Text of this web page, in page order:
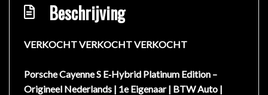
Beschrijving
VERKOCHT VERKOCHT VERKOCHT
Porsche Cayenne S E‑Hybrid Platinum Edition –
Origineel Nederlands | 1e Eigenaar | BTW Auto |